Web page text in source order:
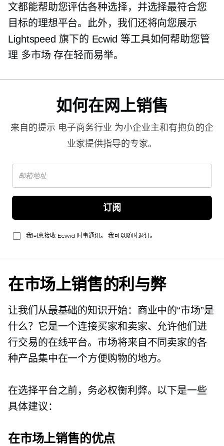
文都能帮助您评估各种选择，并选择最符合您
目标的理想平台。此外，我们还将向您展示
Lightspeed 旗下的 Ecwid 等工具如何帮助您管
理 多市场 存在轻而易举。
如何在网上销售
来自的提示 电子商务行业 为小企业主和有抱负的企
业家提供指导的专家。
订阅
我同意接收 Ecwid 时事通讯。 我可以随时退订。
在市场上销售的利与弊
让我们从最基础的知识开始：商业中的“市场”是
什么？它是一个连接买家和卖家、允许他们进
行交易的在线平台。市场将来自不同卖家的各
种产品集中在一个方便购物的地方。
在选择平台之前，务必权衡利弊。以下是一些
具体建议：
在市场上销售的优点